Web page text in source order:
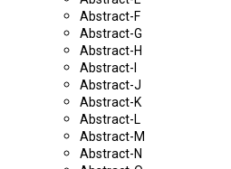
Abstract-F
Abstract-G
Abstract-H
Abstract-I
Abstract-J
Abstract-K
Abstract-L
Abstract-M
Abstract-N